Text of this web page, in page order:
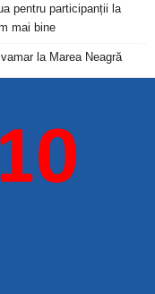
pentru participanții la
mai bine
la Marea Neagră